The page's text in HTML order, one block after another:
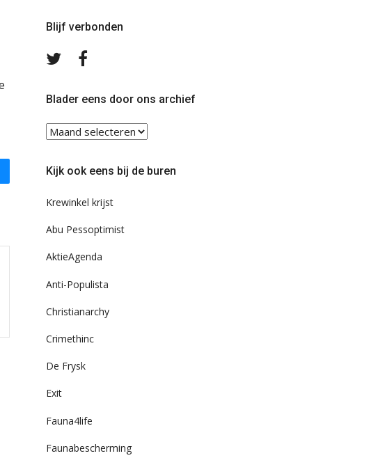
Blijf verbonden
Volg
TwitterFacebook
Blader eens door ons archief
Blader
eens
ons
Kijk ook eens bij de buren
Krewinkel krijst
Abu Pessoptimist
AktieAgenda
Anti-Populista
Christianarchy
Crimethinc
De Frysk
Exit
Fauna4life
Faunabescherming